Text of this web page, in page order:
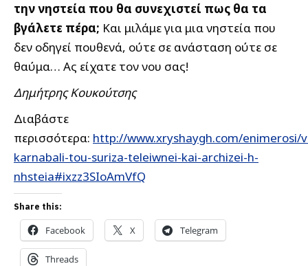
την νηστεία που θα συνεχιστεί πως θα τα
βγάλετε πέρα; Και μιλάμε για μια νηστεία που
δεν οδηγεί πουθενά, ούτε σε ανάσταση ούτε σε
θαύμα… Ας είχατε τον νου σας!
Δημήτρης Κουκούτσης
Διαβάστε
περισσότερα: http://www.xryshaygh.com/enimerosi/
karnabali-tou-suriza-teleiwnei-kai-archizei-h-
nhsteia#ixzz3SIoAmVfQ
Share this:
Facebook X Telegram
Threads